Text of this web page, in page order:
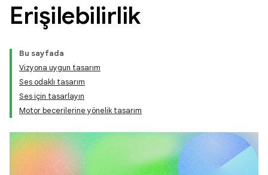
Erişilebilirlik
Bu sayfada
Vizyona uygun tasarım
Ses odaklı tasarım
Ses için tasarlayın
Motor becerilerine yönelik tasarım